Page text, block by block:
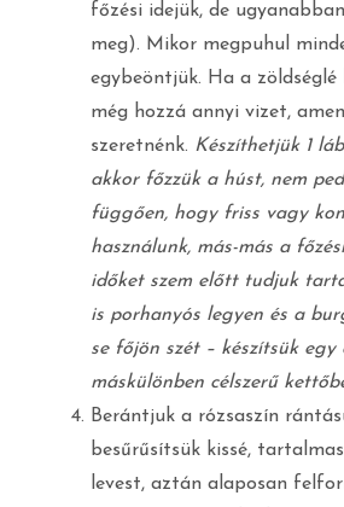
főzési idejük, de
meg). Mikor megpuhul
egybeöntjük. Ha a zöldséglé
még hozzá annyi vizet,
szeretnénk. Készíthetjük 1
akkor főzzük a húst, nem
függően, hogy friss vagy
használunk, más-más a
időket szem előtt tudjuk
is porhanyós legyen és a
se főjön szét – készítsük egy
máskülönben célszerű
Berántjuk a rózsaszín
besűrűsítsük kissé,
levest, aztán alaposan